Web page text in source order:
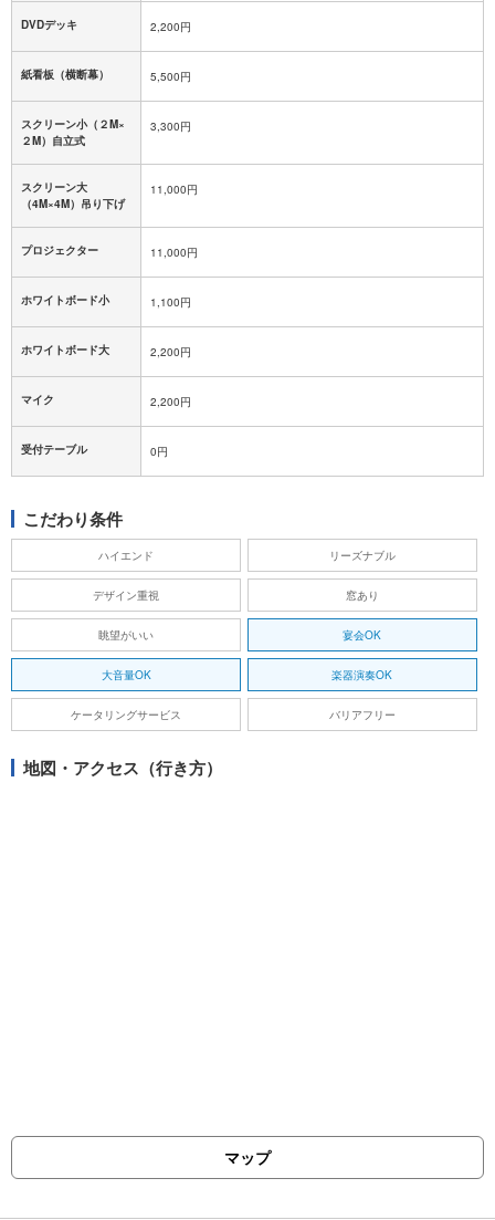
DVDデッキ 2,200円
紙看板（横断幕） 5,500円
スクリーン小（２M×
２M）自立式
3,300円
スクリーン大
（4M×4M）吊り下げ
11,000円
プロジェクター 11,000円
ホワイトボード小 1,100円
ホワイトボード大 2,200円
マイク 2,200円
受付テーブル 0円
こだわり条件
ハイエンド リーズナブル
デザイン重視 窓あり
眺望がいい 宴会OK
大音量OK 楽器演奏OK
ケータリングサービス バリアフリー
地図・アクセス（行き方）
マップ